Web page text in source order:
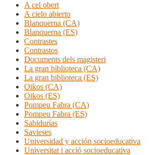
A cel obert
A cielo abierto
Blanquerna (CA)
Blanquerna (ES)
Contrastes
Contrastos
Documents dels magisteri
La gran biblioteca (CA)
La gran biblioteca (ES)
Oikos (CA)
Oikos (ES)
Pompeu Fabra (CA)
Pompeu Fabra (ES)
Sabidurías
Savieses
Universidad y acción socioeducativa
Universitat i acció socioeducativa